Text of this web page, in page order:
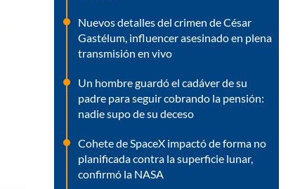
Nuevos detalles del crimen de César
Gastélum, influencer asesinado en plena
transmisión en vivo
Un hombre guardó el cadáver de su
padre para seguir cobrando la pensión:
nadie supo de su deceso
Cohete de SpaceX impactó de forma no
planificada contra la superficie lunar,
confirmó la NASA